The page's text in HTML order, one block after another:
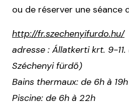
ou de réserver une séance
http://fr.szechenyifurdo.hu/
adresse : Állatkerti krt. 9-
Széchenyi fürdő)
Bains thermaux: de 6h à 19h
Piscine: de 6h à 22h